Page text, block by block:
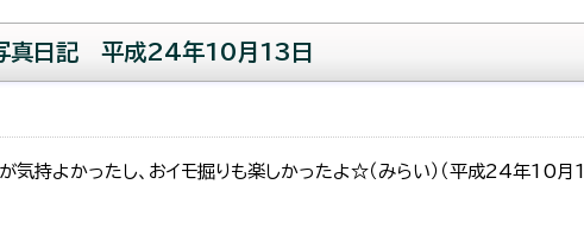
写真日記 平成24年10月13日
気持よかったし、おイモ掘りも楽しかったよ☆（みらい）（平成24年10月